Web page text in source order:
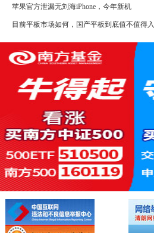
苹果官方泄漏无刘海iPhone，今年新机
目前平板市场如何，国产平板到底值不值得入